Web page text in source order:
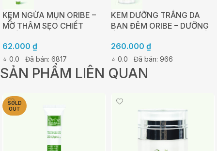
KEM NGỪA MỤN ORIBE –
MỜ THÂM SẸO CHIẾT
TUÝP 20G
62.000 ₫
⭐ 0.0 Đã bán: 6817
KEM DƯỠNG TRẮNG DA
BAN ĐÊM ORIBE – DƯỠNG
DA 30G
260.000 ₫
⭐ 0.0 Đã bán: 966
SẢN PHẨM LIÊN QUAN
SOLD
OUT